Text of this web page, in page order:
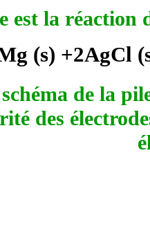
est la réaction
(s) +2AgCl
de la
des